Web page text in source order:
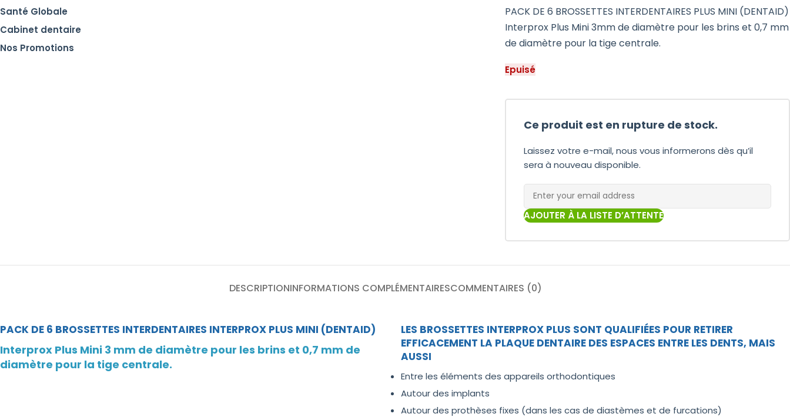
Santé Globale
Cabinet dentaire
Nos Promotions
PACK DE 6 BROSSETTES INTERDENTAIRES PLUS MINI (DENTAID)
Interprox Plus Mini 3mm de diamètre pour les brins et 0,7 mm
de diamètre pour la tige centrale.
Epuisé
Ce produit est en rupture de stock.
Laissez votre e-mail, nous vous informerons dès qu’il
sera à nouveau disponible.
AJOUTER À LA LISTE D’ATTENTE
DESCRIPTIONINFORMATIONS COMPLÉMENTAIRESCOMMENTAIRES (0)
PACK DE 6 BROSSETTES INTERDENTAIRES INTERPROX PLUS MINI (DENTAID)
Interprox Plus Mini 3 mm de diamètre pour les brins et 0,7 mm de
diamètre pour la tige centrale.
LES BROSSETTES INTERPROX PLUS SONT QUALIFIÉES POUR RETIRER
EFFICACEMENT LA PLAQUE DENTAIRE DES ESPACES ENTRE LES DENTS, MAIS
AUSSI
Entre les éléments des appareils orthodontiques
Autour des implants
Autour des prothèses fixes (dans les cas de diastèmes et de furcations)